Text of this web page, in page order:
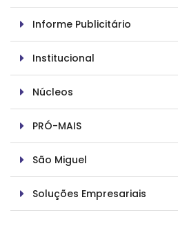
Informe Publicitário
Institucional
Núcleos
PRÓ-MAIS
São Miguel
Soluções Empresariais